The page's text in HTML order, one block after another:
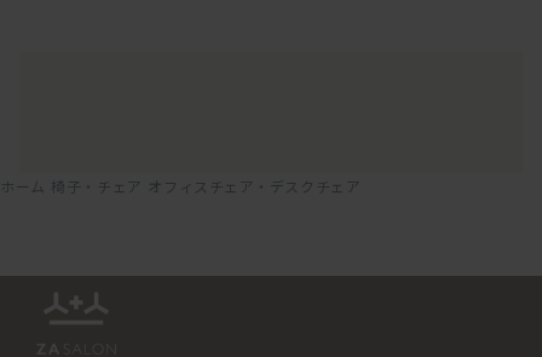
ホーム 椅子・チェア オフィスチェア・デスクチェア